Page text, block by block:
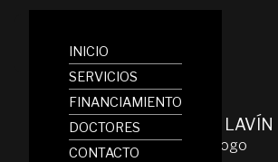
INICIO
SERVICIOS
FINANCIAMIENTO
DOCTORES
CONTACTO
DR. TOMÁS LAVÍN
Implantologo